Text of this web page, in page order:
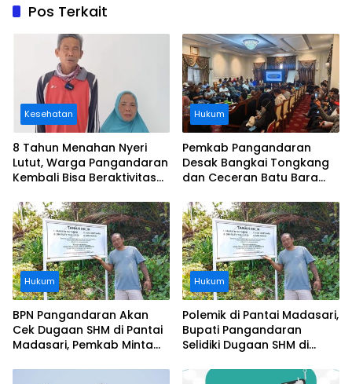
Pos Terkait
Kesehatan
8 Tahun Menahan Nyeri
Lutut, Warga Pangandaran
Kembali Bisa Beraktivitas
Ditanggung BPJS
Hukum
Pemkab Pangandaran
Desak Bangkai Tongkang
dan Ceceran Batu Bara
Buruknya Koordinasi
Perusahaan
Hukum
BPN Pangandaran Akan
Cek Dugaan SHM di Pantai
Madasari, Pemkab Minta
Hukum
Polemik di Pantai Madasari,
Bupati Pangandaran
Selidiki Dugaan SHM di
Pantai